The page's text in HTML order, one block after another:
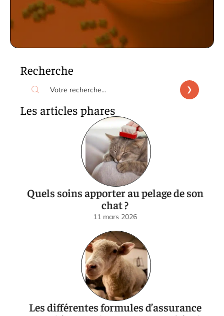
Recherche
Les articles phares
Quels soins apporter au pelage de son
chat ?
11 mars 2026
Les différentes formules d’assurance